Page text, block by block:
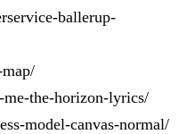
ballerup-
the-horizon-lyrics/
model-canvas-normal/